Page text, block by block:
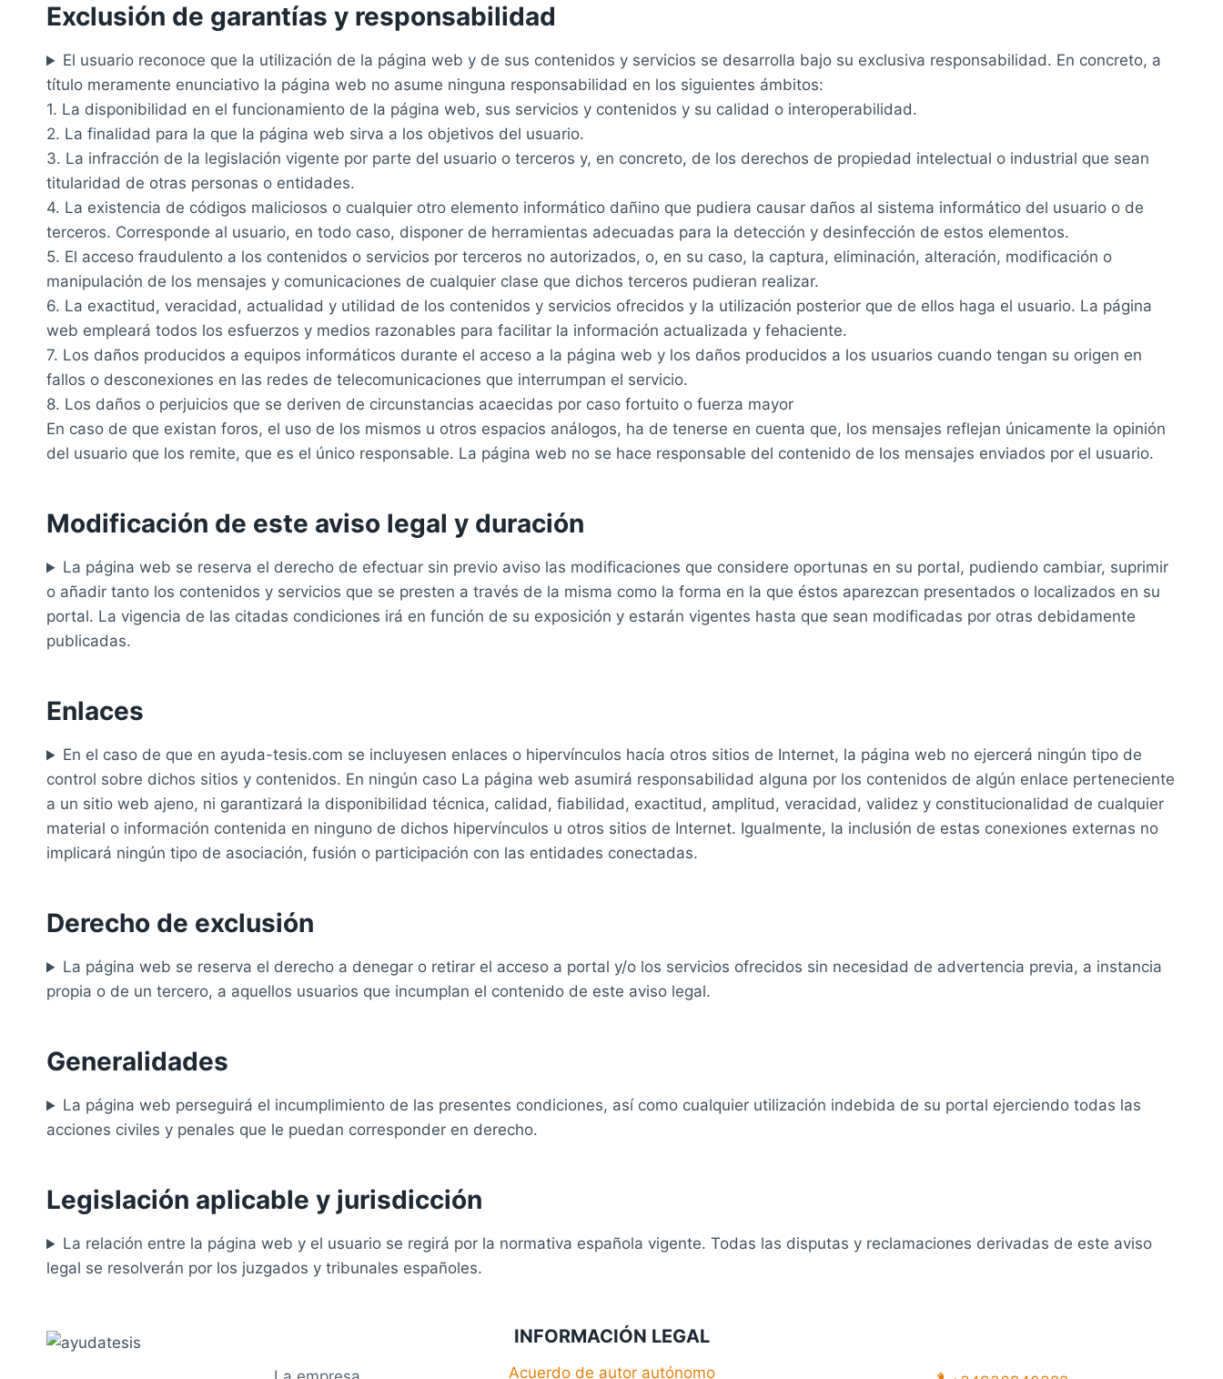
Exclusión de garantías y responsabilidad
El usuario reconoce que la utilización de la página web y de sus contenidos y servicios se desarrolla bajo su exclusiva responsabilidad. En concreto, a
título meramente enunciativo la página web no asume ninguna responsabilidad en los siguientes ámbitos:
1. La disponibilidad en el funcionamiento de la página web, sus servicios y contenidos y su calidad o interoperabilidad.
2. La finalidad para la que la página web sirva a los objetivos del usuario.
3. La infracción de la legislación vigente por parte del usuario o terceros y, en concreto, de los derechos de propiedad intelectual o industrial que sean
titularidad de otras personas o entidades.
4. La existencia de códigos maliciosos o cualquier otro elemento informático dañino que pudiera causar daños al sistema informático del usuario o de
terceros. Corresponde al usuario, en todo caso, disponer de herramientas adecuadas para la detección y desinfección de estos elementos.
5. El acceso fraudulento a los contenidos o servicios por terceros no autorizados, o, en su caso, la captura, eliminación, alteración, modificación o
manipulación de los mensajes y comunicaciones de cualquier clase que dichos terceros pudieran realizar.
6. La exactitud, veracidad, actualidad y utilidad de los contenidos y servicios ofrecidos y la utilización posterior que de ellos haga el usuario. La página
web empleará todos los esfuerzos y medios razonables para facilitar la información actualizada y fehaciente.
7. Los daños producidos a equipos informáticos durante el acceso a la página web y los daños producidos a los usuarios cuando tengan su origen en
fallos o desconexiones en las redes de telecomunicaciones que interrumpan el servicio.
8. Los daños o perjuicios que se deriven de circunstancias acaecidas por caso fortuito o fuerza mayor
En caso de que existan foros, el uso de los mismos u otros espacios análogos, ha de tenerse en cuenta que, los mensajes reflejan únicamente la opinión
del usuario que los remite, que es el único responsable. La página web no se hace responsable del contenido de los mensajes enviados por el usuario.
Modificación de este aviso legal y duración
La página web se reserva el derecho de efectuar sin previo aviso las modificaciones que considere oportunas en su portal, pudiendo cambiar, suprimir
o añadir tanto los contenidos y servicios que se presten a través de la misma como la forma en la que éstos aparezcan presentados o localizados en su
portal. La vigencia de las citadas condiciones irá en función de su exposición y estarán vigentes hasta que sean modificadas por otras debidamente
publicadas.
Enlaces
En el caso de que en ayuda-tesis.com se incluyesen enlaces o hipervínculos hacía otros sitios de Internet, la página web no ejercerá ningún tipo de
control sobre dichos sitios y contenidos. En ningún caso La página web asumirá responsabilidad alguna por los contenidos de algún enlace perteneciente
a un sitio web ajeno, ni garantizará la disponibilidad técnica, calidad, fiabilidad, exactitud, amplitud, veracidad, validez y constitucionalidad de cualquier
material o información contenida en ninguno de dichos hipervínculos u otros sitios de Internet. Igualmente, la inclusión de estas conexiones externas no
implicará ningún tipo de asociación, fusión o participación con las entidades conectadas.
Derecho de exclusión
La página web se reserva el derecho a denegar o retirar el acceso a portal y/o los servicios ofrecidos sin necesidad de advertencia previa, a instancia
propia o de un tercero, a aquellos usuarios que incumplan el contenido de este aviso legal.
Generalidades
La página web perseguirá el incumplimiento de las presentes condiciones, así como cualquier utilización indebida de su portal ejerciendo todas las
acciones civiles y penales que le puedan corresponder en derecho.
Legislación aplicable y jurisdicción
La relación entre la página web y el usuario se regirá por la normativa española vigente. Todas las disputas y reclamaciones derivadas de este aviso
legal se resolverán por los juzgados y tribunales españoles.
INFORMACIÓN LEGAL
Acuerdo de autor autónomo